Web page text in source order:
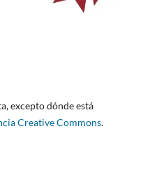
excepto dónde está
Creative Commons.